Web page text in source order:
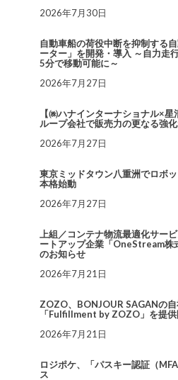
2026年7月30日
自動車船の荷役中断を抑制する
ーター」を開発・導入 ～自力走
5分で移動可能に～
2026年7月27日
【㈱ハナインターナショナル×
ループ会社で販売力の更なる強化
2026年7月27日
東京ミッドタウン八重洲でロボ
本格始動
2026年7月27日
上組／コンテナ物流最適化サー
ートアップ企業「OneStream株
のお知らせ
2026年7月21日
ZOZO、BONJOUR SAGANの自
「Fulfillment by ZOZO」を提供
2026年7月21日
ロジポケ、「パスキー認証（
ス